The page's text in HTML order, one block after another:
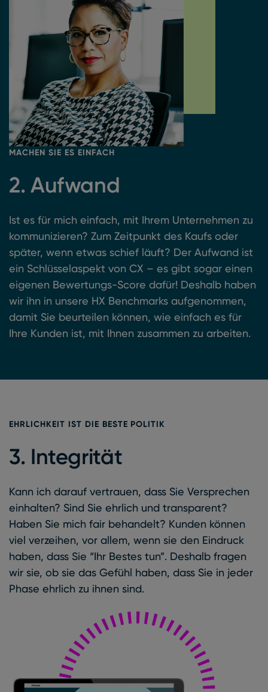
MACHEN SIE ES EINFACH
2. Aufwand
Ist es für mich einfach, mit Ihrem Unternehmen zu
kommunizieren? Zum Zeitpunkt des Kaufs oder
später, wenn etwas schief läuft? Der Aufwand ist
ein Schlüsselaspekt von CX – es gibt sogar einen
eigenen Bewertungs-Score dafür! Deshalb haben
wir ihn in unsere HX Benchmarks aufgenommen,
damit Sie beurteilen können, wie einfach es für
Ihre Kunden ist, mit Ihnen zusammen zu arbeiten.
EHRLICHKEIT IST DIE BESTE POLITIK
3. Integrität
Kann ich darauf vertrauen, dass Sie Versprechen
einhalten? Sind Sie ehrlich und transparent?
Haben Sie mich fair behandelt? Kunden können
viel verzeihen, vor allem, wenn sie den Eindruck
haben, dass Sie “Ihr Bestes tun”. Deshalb fragen
wir sie, ob sie das Gefühl haben, dass Sie in jeder
Phase ehrlich zu ihnen sind.